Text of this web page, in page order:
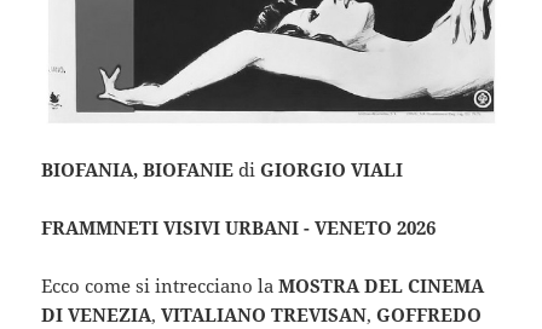
BIOFANIA, BIOFANIE diGIORGIO VIALI
FRAMMNETI VISIVI URBANI - VENETO 2026
Ecco come si intrecciano laMOSTRA DEL CINEMA
DI VENEZIA,VITALIANO TREVISAN,GOFFREDO